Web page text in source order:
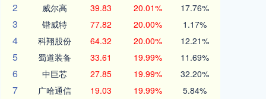
2 威尔高 39.83 20.01% 17.76%
3 锴威特 77.82 20.00% 1.17%
4 科翔股份 64.32 20.00% 12.21%
5 蜀道装备 33.61 19.99% 11.69%
6 中巨芯 27.85 19.99% 32.20%
7 广哈通信 19.03 19.99% 5.84%